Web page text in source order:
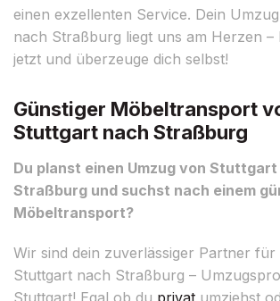
einen exzellenten Service. Dein
nach Straßburg liegt uns am Herzen –
jetzt und überzeuge dich selbst!
Günstiger Möbeltransport
Stuttgart nach Straßburg
Du planst einen Umzug von
Straßburg und suchst nach einem
Möbeltransport?
Wir sind dein zuverlässiger Partner
Stuttgart nach Straßburg –
Stuttgart! Egal ob du privat umziehst